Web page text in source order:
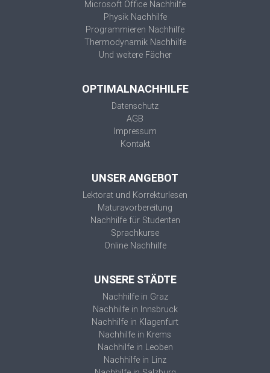
Microsoft Office Nachhilfe
Physik Nachhilfe
Programmieren Nachhilfe
Thermodynamik Nachhilfe
Und weitere Fächer
OPTIMALNACHHILFE
Datenschutz
AGB
Impressum
Kontakt
UNSER ANGEBOT
Lektorat und Korrekturlesen
Maturavorbereitung
Nachhilfe für Studenten
Sprachkurse
Online Nachhilfe
UNSERE STÄDTE
Nachhilfe in Graz
Nachhilfe in Innsbruck
Nachhilfe in Klagenfurt
Nachhilfe in Krems
Nachhilfe in Leoben
Nachhilfe in Linz